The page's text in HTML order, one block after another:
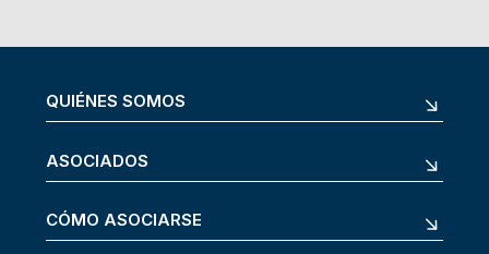
QUIÉNES SOMOS
ASOCIADOS
CÓMO ASOCIARSE